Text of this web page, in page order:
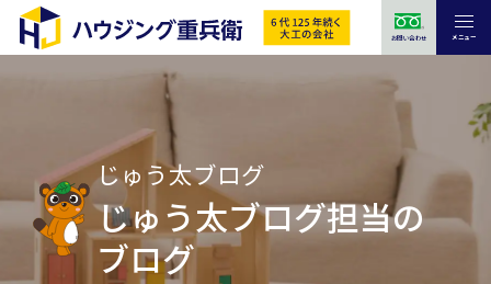
お問い合わせ メニュー
じゅう太ブログ
じゅう太ブログ担当の
ブログ